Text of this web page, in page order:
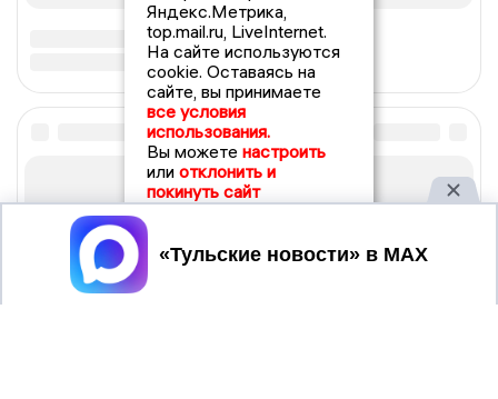
Яндекс.Метрика,
top.mail.ru, LiveInternet.
На сайте используются
cookie. Оставаясь на
сайте, вы принимаете
все условия
использования.
Вы можете настроить
или отклонить и
покинуть сайт
Принять